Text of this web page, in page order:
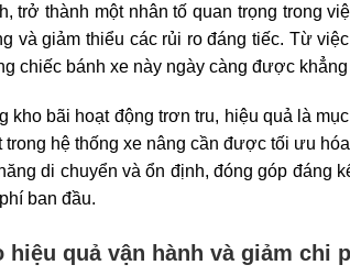
trở thành một nhân tố quan trọng trong
và giảm thiểu các rủi ro đáng tiếc. Từ
chiếc bánh xe này ngày càng được khẳng
kho bãi hoạt động trơn tru, hiệu quả là
trong hệ thống xe nâng cần được tối ưu
di chuyển và ổn định, đóng góp đáng
ban đầu.
hiệu quả vận hành và giảm chi